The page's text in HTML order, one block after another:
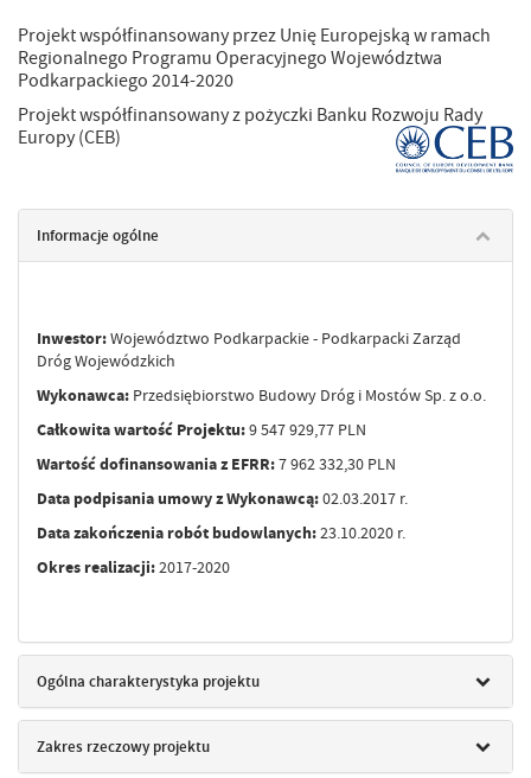
Projekt współfinansowany przez Unię Europejską w ramach
Regionalnego Programu Operacyjnego Województwa
Podkarpackiego 2014-2020
Projekt współfinansowany z pożyczki Banku Rozwoju Rady
Europy (CEB)
Informacje ogólne
Inwestor:Województwo Podkarpackie - Podkarpacki Zarząd
Dróg Wojewódzkich
Wykonawca: Przedsiębiorstwo Budowy Dróg i Mostów Sp. z o.o.
Całkowita wartość Projektu:9 547 929,77 PLN
Wartość dofinansowania z EFRR:7 962 332,30 PLN
Data podpisania umowy z Wykonawcą:02.03.2017 r.
Data zakończenia robót budowlanych:23.10.2020 r.
Okres realizacji:2017-2020
Ogólna charakterystyka projektu
Zakres rzeczowy projektu